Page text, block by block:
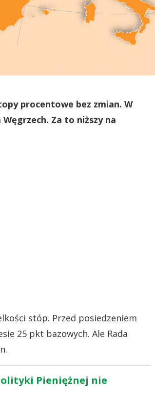
procentowe bez zmian. W
Za to niższy na
stóp. Przed posiedzeniem
25 pkt bazowych. Ale Rada
Pieniężnej nie